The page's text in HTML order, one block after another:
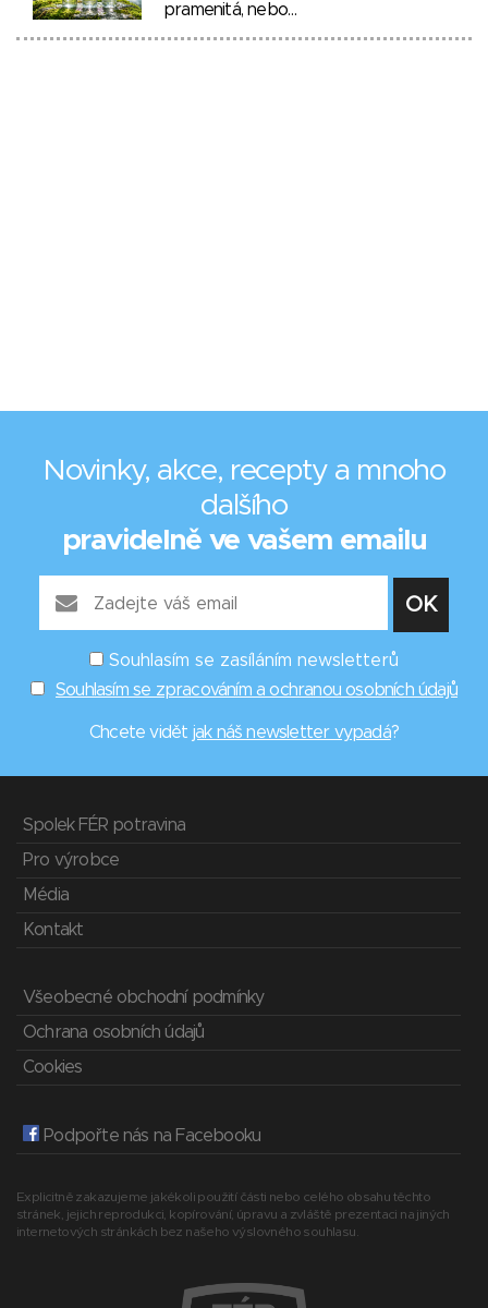
pramenitá, nebo…
Novinky, akce, recepty a mnoho
dalšího
pravidelně ve vašem emailu
Souhlasím se zasíláním newsletterů
Souhlasím se zpracováním a ochranou osobních údajů
Chcete vidět jak náš newsletter vypadá?
Spolek FÉR potravina
Pro výrobce
Média
Kontakt
Všeobecné obchodní podmínky
Ochrana osobních údajů
Cookies
Podpořte nás na Facebooku
Explicitně zakazujeme jakékoli použití části nebo celého obsahu těchto
stránek, jejich reprodukci, kopírování, úpravu a zvláště prezentaci na jiných
internetových stránkách bez našeho výslovného souhlasu.